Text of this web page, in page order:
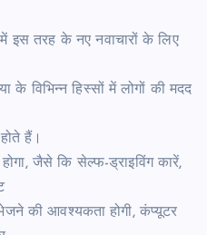
इस तरह के नए नवाचारों के लिए
विभिन्न हिस्सों में लोगों की मदद
हैं।
जैसे कि सेल्फ-ड्राइविंग कारें,
की आवश्यकता होगी, कंप्यूटर